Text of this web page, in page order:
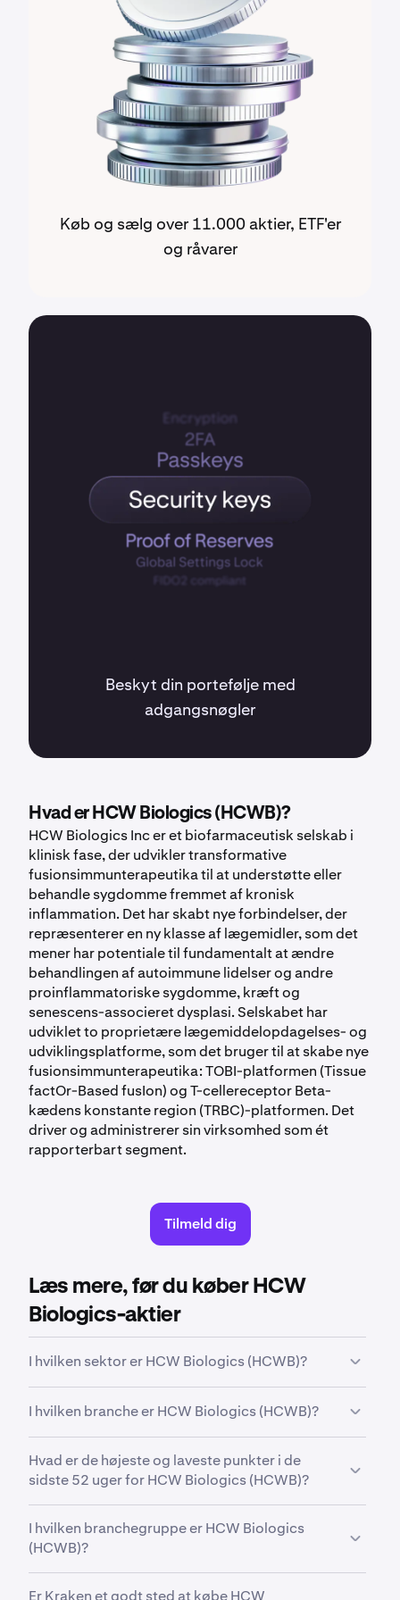
Køb og sælg over 11.000 aktier, ETF'er
og råvarer
Beskyt din portefølje med
adgangsnøgler
Hvad er HCW Biologics (HCWB)?
HCW Biologics Inc er et biofarmaceutisk selskab i
klinisk fase, der udvikler transformative
fusionsimmunterapeutika til at understøtte eller
behandle sygdomme fremmet af kronisk
inflammation. Det har skabt nye forbindelser, der
repræsenterer en ny klasse af lægemidler, som det
mener har potentiale til fundamentalt at ændre
behandlingen af autoimmune lidelser og andre
proinflammatoriske sygdomme, kræft og
senescens-associeret dysplasi. Selskabet har
udviklet to proprietære lægemiddelopdagelses- og
udviklingsplatforme, som det bruger til at skabe nye
fusionsimmunterapeutika: TOBI-platformen (Tissue
factOr-Based fusIon) og T-cellereceptor Beta-
kædens konstante region (TRBC)-platformen. Det
driver og administrerer sin virksomhed som ét
rapporterbart segment.
Tilmeld dig
Læs mere, før du køber HCW
Biologics-aktier
I hvilken sektor er HCW Biologics (HCWB)?
klassifikation, der grupperer firmaer ud fra deres
forretningsaktiviteter, branchefokus eller
økonomiske funktion.
I hvilken branche er HCW Biologics (HCWB)?
mere specifik klassifikation inden for en sektor, der
grupperer firmaer, som fungerer i beslægtede
områder og har nært relaterede
forretningsmodeller.
Hvad er de højeste og laveste punkter i de
sidste 52 uger for HCW Biologics (HCWB)?
Stock (HCWB)ligget mellem mindst1,50 $
og højst
44,10 $.
I hvilken branchegruppe er HCW Biologics
(HCWB)?
Er Kraken et godt sted at købe HCW